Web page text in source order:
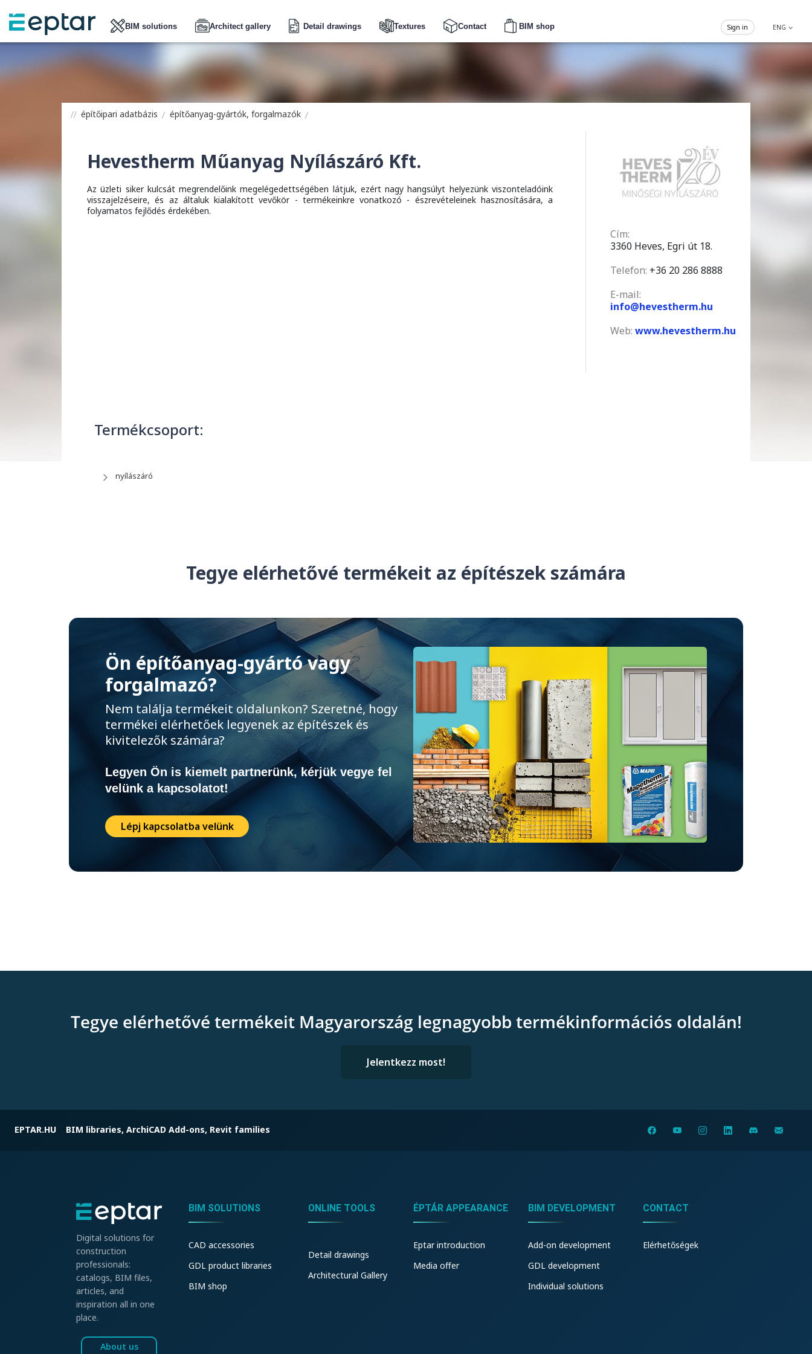
BIM solutions Architect gallery Detail drawings Textures Contact BIM shop ENG
Sign in
építőipari adatbázis építőanyag-gyártók, forgalmazók
Hevestherm Műanyag Nyílászáró Kft.
Az üzleti siker kulcsát megrendelőink megelégedettségében látjuk, ezért nagy hangsúlyt helyezünk viszonteladóink
visszajelzéseire, és az általuk kialakított vevőkör - termékeinkre vonatkozó - észrevételeinek hasznosítására, a
folyamatos fejlődés érdekében.
Cím:
3360 Heves, Egri út 18.
Telefon: +36 20 286 8888
E-mail:
info@hevestherm.hu
Web: www.hevestherm.hu
Termékcsoport:
nyílászáró
Tegye elérhetővé termékeit az építészek számára
Ön építőanyag-gyártó vagy
forgalmazó?
Nem találja termékeit oldalunkon? Szeretné, hogy
termékei elérhetőek legyenek az építészek és
kivitelezők számára?
Legyen Ön is kiemelt partnerünk, kérjük vegye fel
velünk a kapcsolatot!
Lépj kapcsolatba velünk
Tegye elérhetővé termékeit Magyarország legnagyobb termékinformációs oldalán!
Jelentkezz most!
EPTAR.HU BIM libraries, ArchiCAD Add-ons, Revit families
Digital solutions for
construction
professionals:
catalogs, BIM files,
articles, and
inspiration all in one
place.
About us
BIM SOLUTIONS
CAD accessories
GDL product libraries
BIM shop
ONLINE TOOLS
Detail drawings
Architectural Gallery
ÉPTÁR APPEARANCE
Eptar introduction
Media offer
BIM DEVELOPMENT
Add-on development
GDL development
Individual solutions
CONTACT
Elérhetőségek